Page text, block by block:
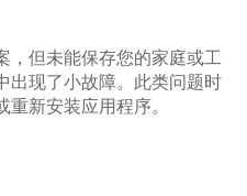
，但未能保存您的家庭或工
出现了小故障。此类问题时
新安装应用程序。